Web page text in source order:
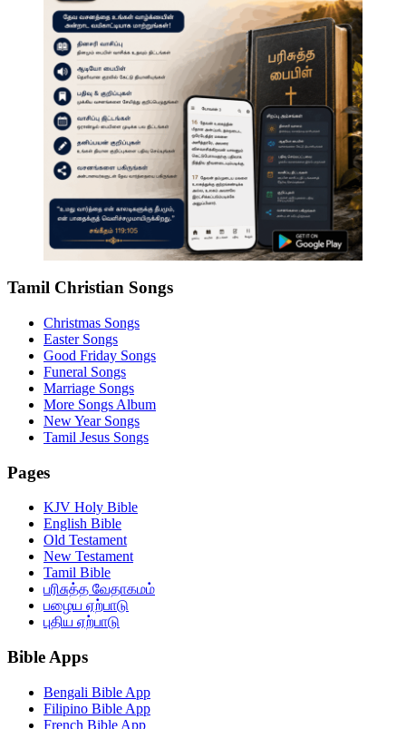
Tamil Christian Songs
Christmas Songs
Easter Songs
Good Friday Songs
Funeral Songs
Marriage Songs
More Songs Album
New Year Songs
Tamil Jesus Songs
Pages
KJV Holy Bible
English Bible
Old Testament
New Testament
Tamil Bible
பரிசுத்த வேதாகமம்
பழைய ஏற்பாடு
புதிய ஏற்பாடு
Bible Apps
Bengali Bible App
Filipino Bible App
French Bible App